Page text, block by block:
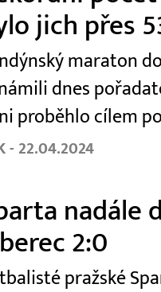
jich přes
maraton
dnes
proběhlo cílem
- 22.04.2024
nadále
2:0
pražské